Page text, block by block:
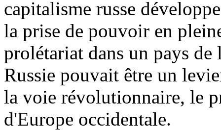
capitalisme russe
la prise de pouvoir en
prolétariat dans un pays
Russie pouvait être un
la voie révolutionnaire, le
d'Europe occidentale.